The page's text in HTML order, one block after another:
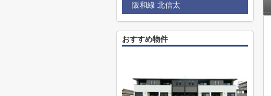
阪和線 北信太
おすすめ物件